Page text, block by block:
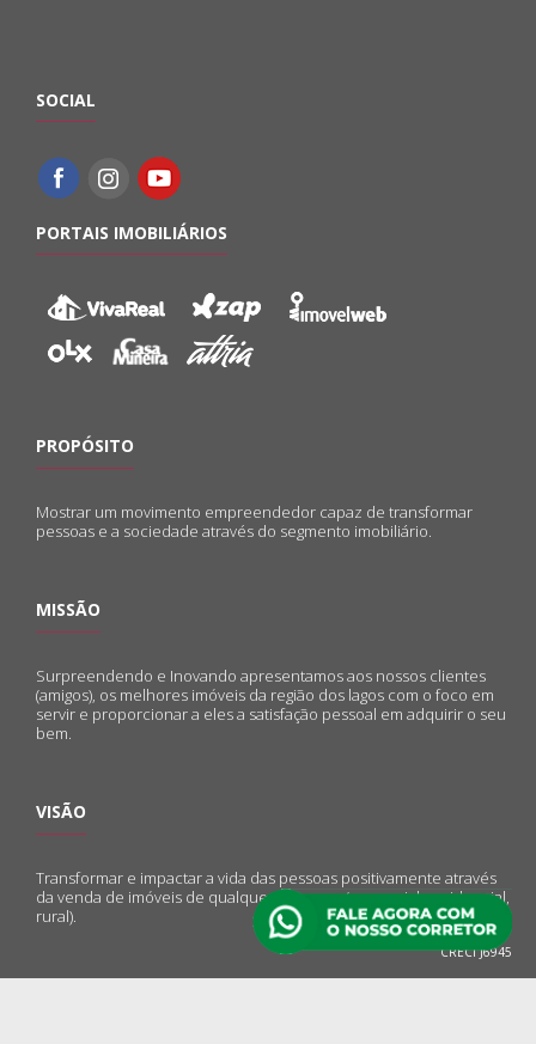
SOCIAL
PORTAIS IMOBILIÁRIOS
PROPÓSITO
Mostrar um movimento empreendedor capaz de transformar
pessoas e a sociedade através do segmento imobiliário.
MISSÃO
Surpreendendo e Inovando apresentamos aos nossos clientes
(amigos), os melhores imóveis da região dos lagos com o foco em
servir e proporcionar a eles a satisfação pessoal em adquirir o seu
bem.
VISÃO
Transformar e impactar a vida das pessoas positivamente através
da venda de imóveis de qualquer natureza (comercial, residencial,
rural).
CRECI J6945